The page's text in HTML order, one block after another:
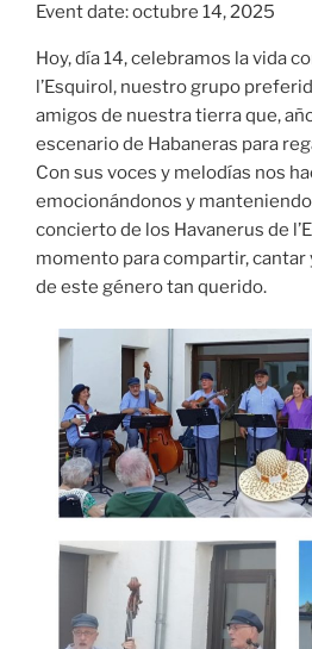
Event date: octubre 14, 2025
Hoy, día 14, celebramos la vida
l’Esquirol, nuestro grupo
amigos de nuestra tierra que,
escenario de Habaneras para
Con sus voces y melodías nos
emocionándonos y
concierto de los Havanerus de
momento para compartir, cantar
de este género tan querido.